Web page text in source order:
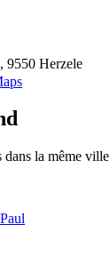
9550 Herzele
dans la même ville